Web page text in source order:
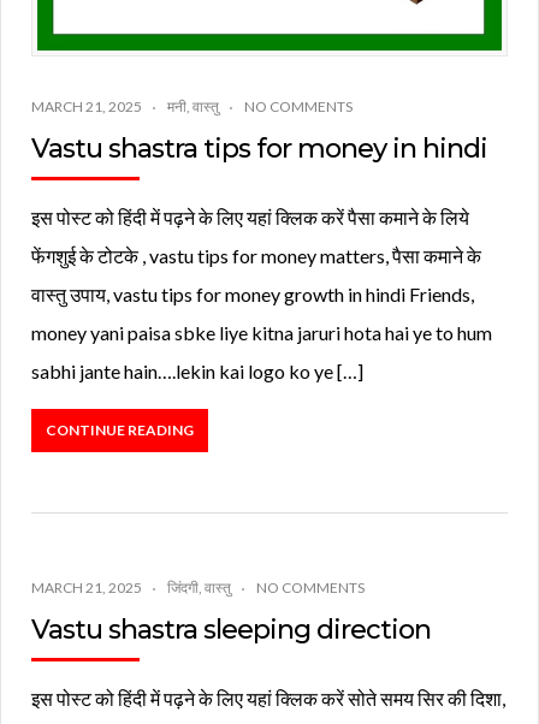
MARCH 21, 2025 मनी, वास्तु NO COMMENTS
Vastu shastra tips for money in hindi
इस पोस्ट को हिंदी में पढ़ने के लिए यहां क्लिक करें पैसा कमाने के लिये
फेंगशुई के टोटके , vastu tips for money matters, पैसा कमाने के
वास्तु उपाय, vastu tips for money growth in hindi Friends,
money yani paisa sbke liye kitna jaruri hota hai ye to hum
sabhi jante hain….lekin kai logo ko ye […]
CONTINUE READING
MARCH 21, 2025 जिंदगी, वास्तु NO COMMENTS
Vastu shastra sleeping direction
इस पोस्ट को हिंदी में पढ़ने के लिए यहां क्लिक करें सोते समय सिर की दिशा,